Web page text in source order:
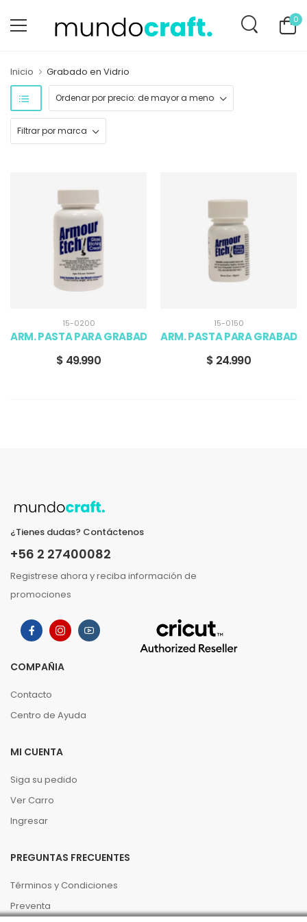
0
Inicio Grabado en Vidrio
15-0200
ARM. PASTA PARA GRABADO (10 OZ BOTTLE)
$ 49.990
15-0150
ARM. PASTA PARA
$ 24.990
¿Tienes dudas? Contáctenos
+56 2 27400082
Registrese ahora y reciba información de
promociones
COMPAÑIA
Contacto
Centro de Ayuda
MI CUENTA
Siga su pedido
Ver Carro
Ingresar
PREGUNTAS FRECUENTES
Términos y Condiciones
Preventa